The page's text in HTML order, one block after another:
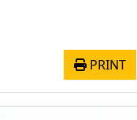
PRINT